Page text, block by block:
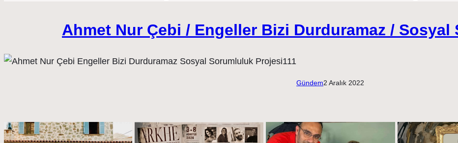
Ahmet Nur Çebi / Engeller Bizi Durduramaz /
Gündem2 Aralık 2022